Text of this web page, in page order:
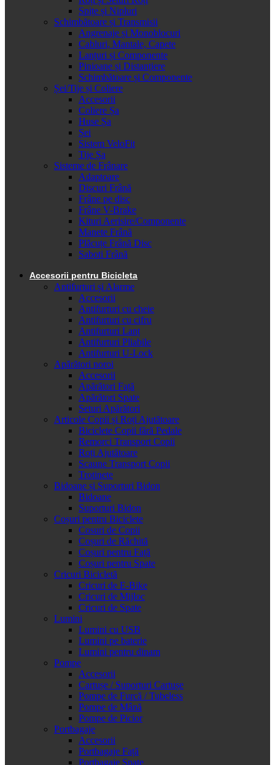
Spițe și Nipluri
Schimbătoare și Transmisii
Angrenaje și Monoblocuri
Cabluri, Mantale, Capete
Lanțuri și Componente
Pinioane și Distanțiere
Schimbătoare și Componente
Șei/Tije și Coliere
Accesorii
Coliere Șa
Huse Șa
Șei
Sistem VeloFit
Tije Șa
Sisteme de Frânare
Adaptoare
Discuri Frână
Frâne pe disc
Frâne V-Brake
Kituri Aerisire/Componente
Manete Frână
Plăcuțe Frână Disc
Saboti Frână
Accesorii pentru Bicicleta
Antifurturi și Alarme
Accesorii
Antifurturi cu cheie
Antifurturi cu cifru
Antifurturi Lanț
Antifurturi Pliabile
Antifurturi U-Lock
Apărători noroi
Accesorii
Apărători Față
Apărători Spate
Seturi Apărători
Articole Copii și Roți Ajutătoare
Biciclete Copii fără Pedale
Remorci Transport Copii
Roți Ajutătoare
Scaune Transport Copii
Trotinete
Bidoane și Suporturi Bidon
Bidoane
Suporturi Bidon
Coșuri pentru Biciclete
Cosuri de Copii
Coșuri de Răchită
Coșuri pentru Față
Coșuri pentru Spate
Cricuri Bicicletă
Cricuri de E-Bike
Cricuri de Mijloc
Cricuri de Spate
Lumini
Lumini cu USB
Lumini pe baterie
Lumini pentru dinam
Pompe
Accesorii
Cartușe / Suporturi Cartușe
Pompe de Furcă / Tubeless
Pompe de Mână
Pompe de Picior
Portbagaje
Accesorii
Portbagaje Față
Portbagaje Spate